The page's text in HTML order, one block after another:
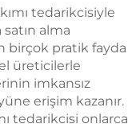
tedarikcisiyle
alma
birçok pratik fayda
üreticilerle
imkansız
erişim kazanır.
tedarikcisi onlarca